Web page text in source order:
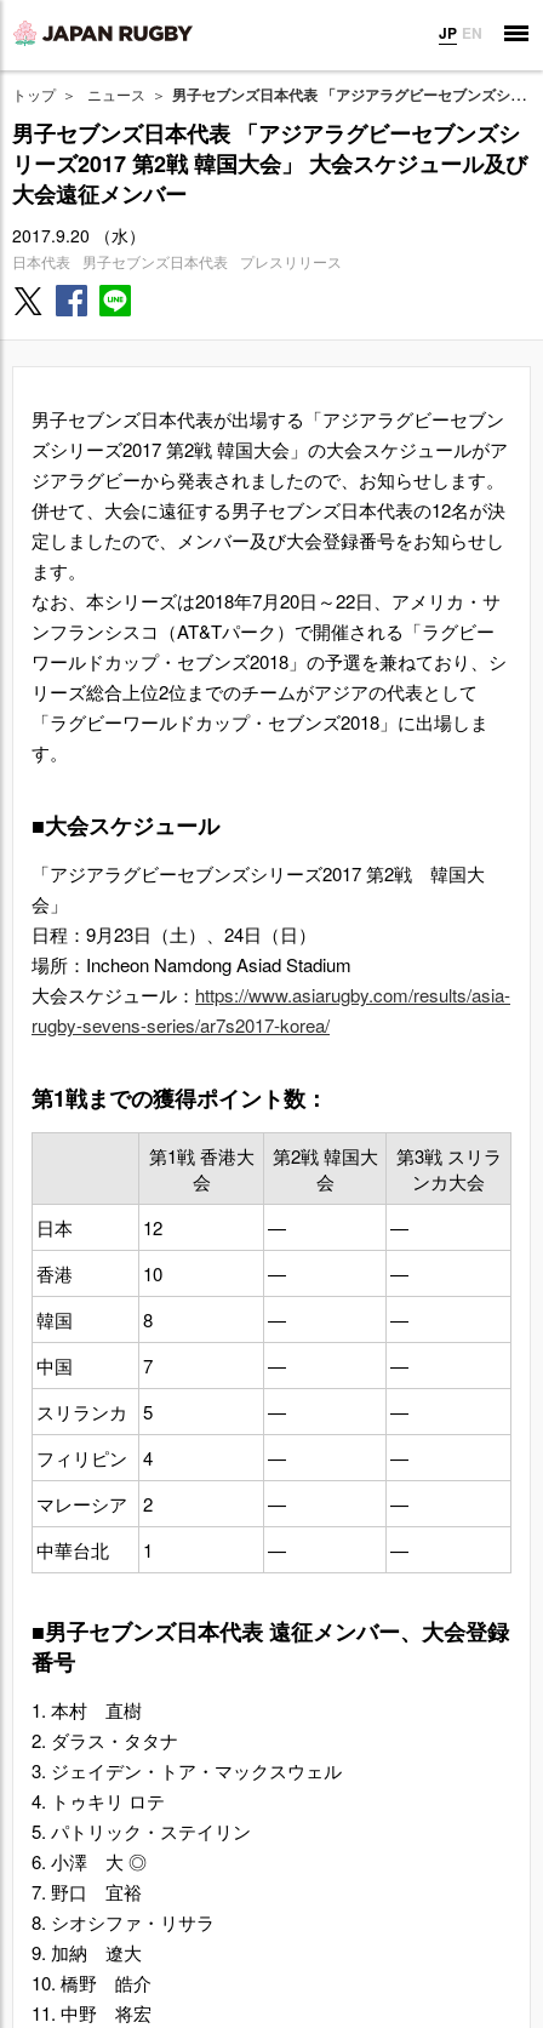
JP EN
トップ ニュース 男子セブンズ日本代表 「アジアラグビーセブンズシリーズ2017 第2戦 韓国大会」 大会スケジュール及び大会遠征メンバー
男子セブンズ日本代表 「アジアラグビーセブンズシ
リーズ2017 第2戦 韓国大会」 大会スケジュール及び
大会遠征メンバー
2017.9.20 （水）
日本代表 男子セブンズ日本代表 プレスリリース
男子セブンズ日本代表が出場する「アジアラグビーセブン
ズシリーズ2017 第2戦 韓国大会」の大会スケジュールがア
ジアラグビーから発表されましたので、お知らせします。
併せて、大会に遠征する男子セブンズ日本代表の12名が決
定しましたので、メンバー及び大会登録番号をお知らせし
ます。
なお、本シリーズは2018年7月20日～22日、アメリカ・サ
ンフランシスコ（AT&Tパーク）で開催される「ラグビー
ワールドカップ・セブンズ2018」の予選を兼ねており、シ
リーズ総合上位2位までのチームがアジアの代表として
「ラグビーワールドカップ・セブンズ2018」に出場しま
す。
■大会スケジュール
「アジアラグビーセブンズシリーズ2017 第2戦 韓国大
会」
日程：9月23日（土）、24日（日）
場所：Incheon Namdong Asiad Stadium
大会スケジュール： https://www.asiarugby.com/results/asia-
rugby-sevens-series/ar7s2017-korea/
第1戦までの獲得ポイント数：
第1戦 香港大
会
第2戦 韓国大
会
第3戦 スリラ
ンカ大会
日本
12 —
—
香港
10 —
—
韓国
8 —
—
中国
7 —
—
スリランカ
5 —
—
フィリピン
4 —
—
マレーシア
2 —
—
中華台北
1 — —
■男子セブンズ日本代表遠征メンバー、大会登録
番号
1. 本村 直樹
2. ダラス・タタナ
3. ジェイデン・トア・マックスウェル
4. トゥキリ ロテ
5. パトリック・ステイリン
6. 小澤 大 ◎
7. 野口 宜裕
8. シオシファ・リサラ
9. 加納 遼大
10. 橋野 皓介
11. 中野 将宏